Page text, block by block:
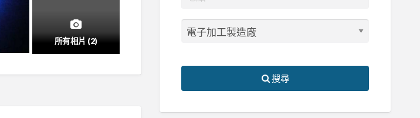
所有相片 (2)
搜尋